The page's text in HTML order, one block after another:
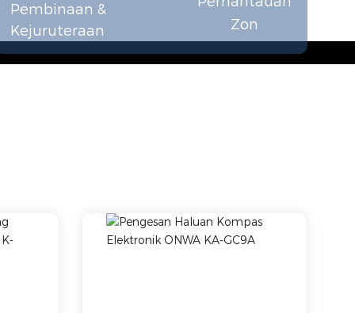
Pembinaan &
Kejuruteraan